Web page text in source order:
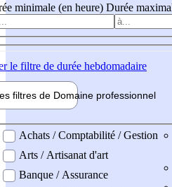
minimale (en heure) Durée
le filtre de durée hebdomadaire
filtres de Domaine professionnel
professionel
Achats / Comptabilité / Gestion
Arts / Artisanat d'art
Banque / Assurance